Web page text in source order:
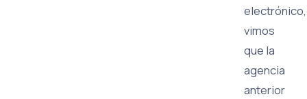
electrónico,
vimos
que la
agencia
anterior